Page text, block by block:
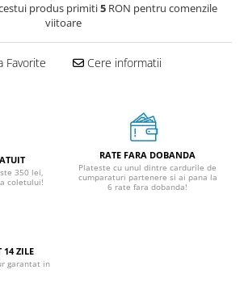
produs primiti5RON pentru comenzile
viitoare
Favorite Cere informatii
350 lei,
coletului!
RATE FARA DOBANDA
Plateste cu unul dintre cardurile de
cumparaturi partenere si ai pana la
6 rate fara dobanda!
14 ZILE
garantat in